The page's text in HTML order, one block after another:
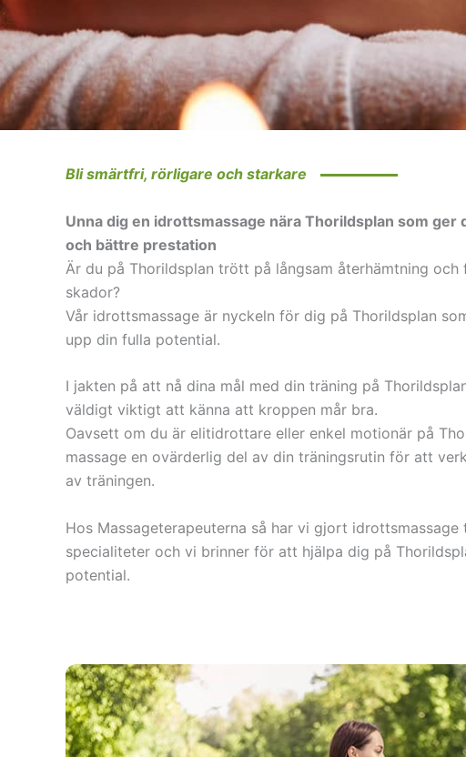
Bli smärtfri, rörligare och starkare
Unna dig en idrottsmassage nära Thorildsplan som ger
och bättre prestation
Är du på Thorildsplan trött på långsam återhämtning och
skador?
Vår idrottsmassage är nyckeln för dig på Thorildsplan
upp din fulla potential.
I jakten på att nå dina mål med din träning på
väldigt viktigt att känna att kroppen mår bra.
Oavsett om du är elitidrottare eller enkel motionär på
massage en ovärderlig del av din träningsrutin för att
av träningen.
Hos Massageterapeuterna så har vi gjort idrottsmassage
specialiteter och vi brinner för att hjälpa dig på
potential.